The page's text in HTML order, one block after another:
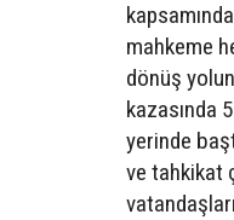
mahkeme
dönüş
kazasında
yerinde
ve tahkikat